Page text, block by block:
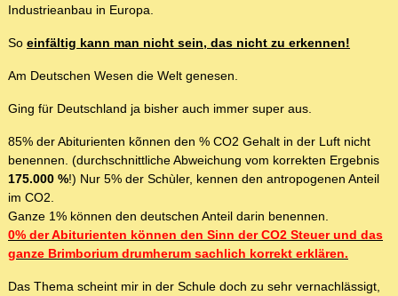
Industrieanbau in Europa.
So einfältig kann man nicht sein, das nicht zu erkennen!
Am Deutschen Wesen die Welt genesen.
Ging für Deutschland ja bisher auch immer super aus.
85% der Abiturienten kõnnen den % CO2 Gehalt in der Luft nicht
benennen. (durchschnittliche Abweichung vom korrekten Ergebnis
175.000 %!) Nur 5% der Schùler, kennen den antropogenen Anteil
im CO2.
Ganze 1% können den deutschen Anteil darin benennen.
0% der Abiturienten können den Sinn der CO2 Steuer und das
ganze Brimborium drumherum sachlich korrekt erklären.
Das Thema scheint mir in der Schule doch zu sehr vernachlässigt,